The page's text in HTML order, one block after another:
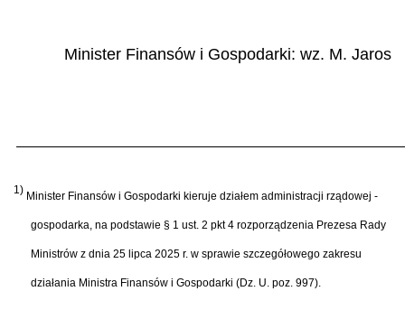
Minister Finansów i Gospodarki: wz. M. Jaros
1) Minister Finansów i Gospodarki kieruje działem administracji rządowej -
gospodarka, na podstawie § 1 ust. 2 pkt 4 rozporządzenia Prezesa Rady
Ministrów z dnia 25 lipca 2025 r. w sprawie szczegółowego zakresu
działania Ministra Finansów i Gospodarki (Dz. U. poz. 997).